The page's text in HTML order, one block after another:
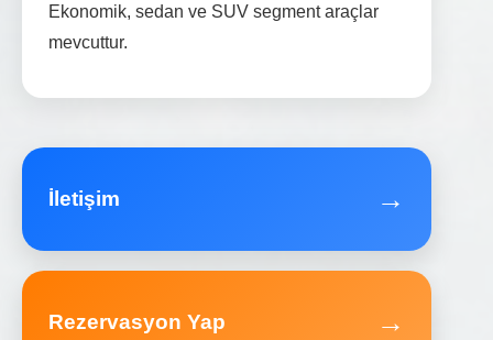
Ekonomik, sedan ve SUV segment araçlar
mevcuttur.
İletişim →
Rezervasyon Yap →